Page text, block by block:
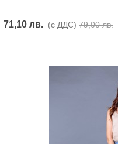
71,10 лв. (с ДДС) 79,00 лв.